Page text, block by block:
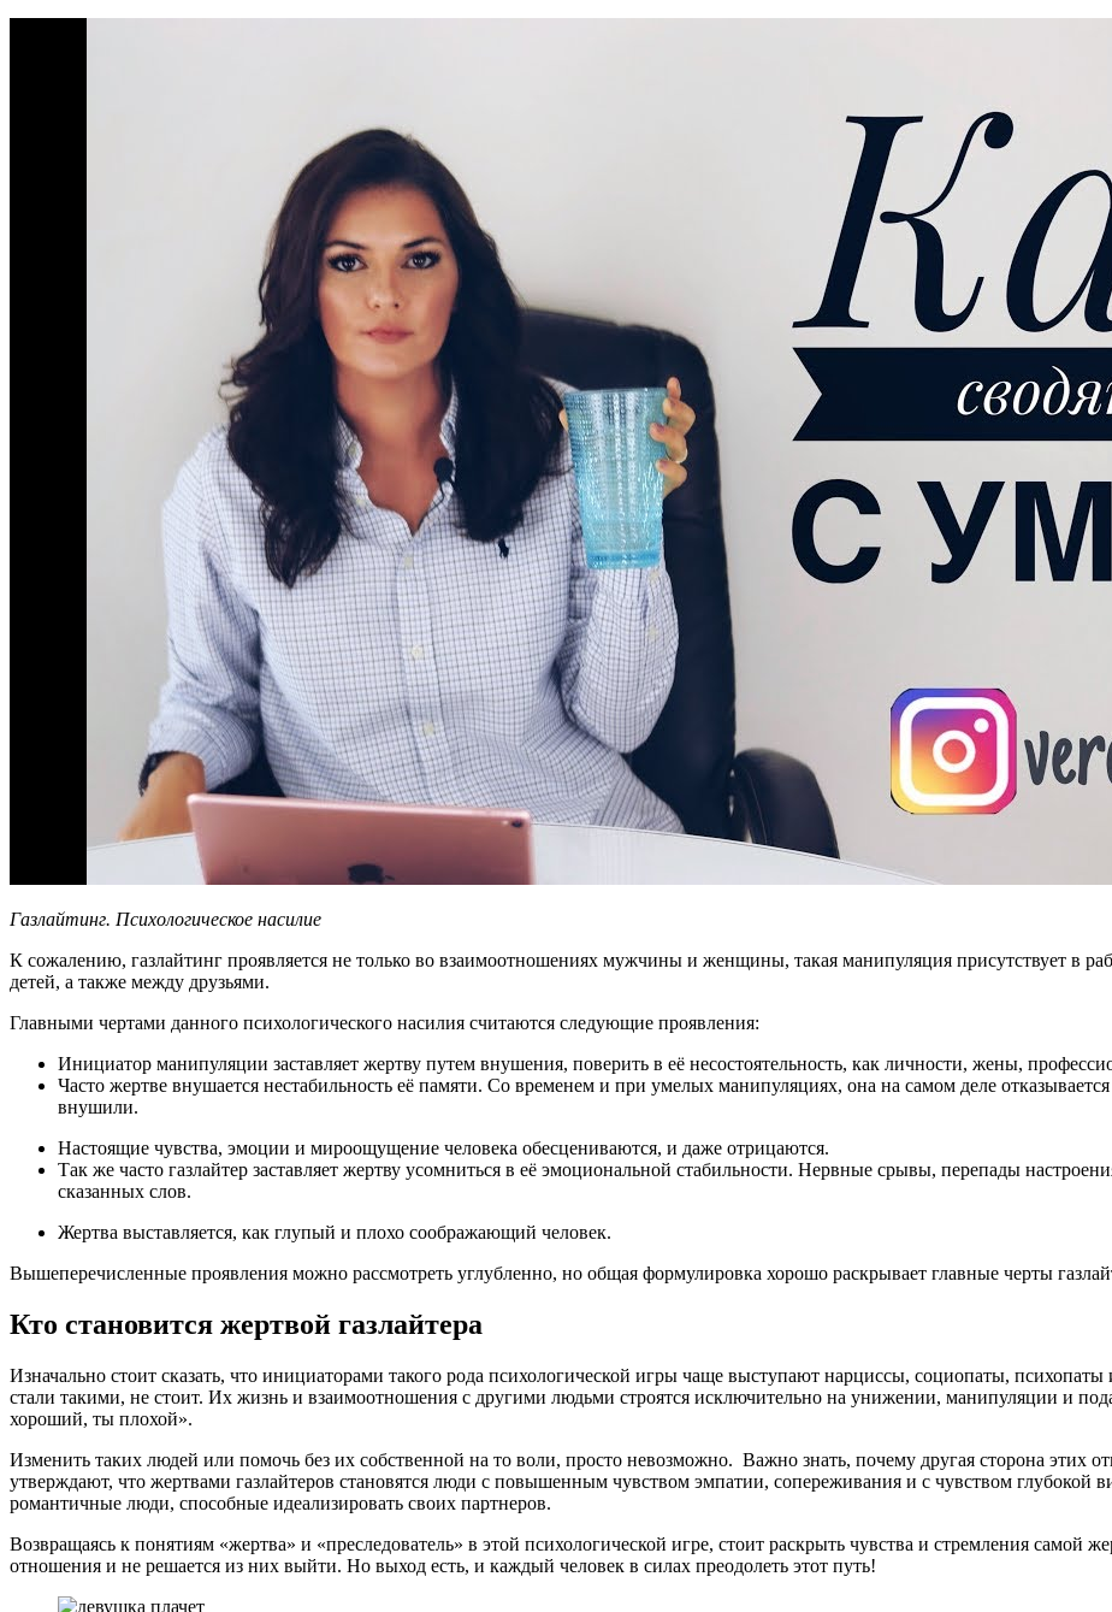
Газлайтинг. Психологическое насилие
К сожалению, газлайтинг проявляется не только во взаимоотношениях мужчины и женщины, такая манипуляция присутствует в
детей, а также между друзьями.
Главными чертами данного психологического насилия считаются следующие проявления:
Инициатор манипуляции заставляет жертву путем внушения, поверить в её несостоятельность, как личности, жены,
Часто жертве внушается нестабильность её памяти. Со временем и при умелых манипуляциях, она на самом деле
внушили.
Настоящие чувства, эмоции и мироощущение человека обесцениваются, и даже отрицаются.
Так же часто газлайтер заставляет жертву усомниться в её эмоциональной стабильности. Нервные срывы, перепады
сказанных слов.
Жертва выставляется, как глупый и плохо соображающий человек.
Вышеперечисленные проявления можно рассмотреть углубленно, но общая формулировка хорошо раскрывает главные черты
Кто становится жертвой газлайтера
Изначально стоит сказать, что инициаторами такого рода психологической игры чаще выступают нарциссы, социопаты,
стали такими, не стоит. Их жизнь и взаимоотношения с другими людьми строятся исключительно на унижении, манипуляции и
хороший, ты плохой».
Изменить таких людей или помочь без их собственной на то воли, просто невозможно. Важно знать, почему другая сторона этих
утверждают, что жертвами газлайтеров становятся люди с повышенным чувством эмпатии, сопереживания и с чувством глубокой
романтичные люди, способные идеализировать своих партнеров.
Возвращаясь к понятиям «жертва» и «преследователь» в этой психологической игре, стоит раскрыть чувства и стремления самой
отношения и не решается из них выйти. Но выход есть, и каждый человек в силах преодолеть этот путь!